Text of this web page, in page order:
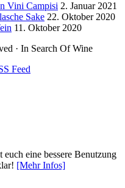
Vini Campisi 2. Januar 2021
Sake 22. Oktober 2020
11. Oktober 2020
· In Search Of Wine
Feed
eine bessere Benutzung
[Mehr Infos]